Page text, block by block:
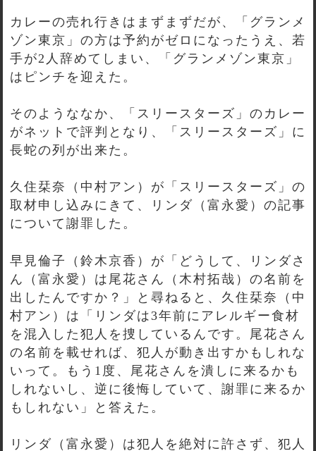
カレーの売れ行きはまずまずだが、「グランメ
ゾン東京」の方は予約がゼロになったうえ、若
手が2人辞めてしまい、「グランメゾン東京」
はピンチを迎えた。
そのようななか、「スリースターズ」のカレー
がネットで評判となり、「スリースターズ」に
長蛇の列が出来た。
久住栞奈（中村アン）が「スリースターズ」の
取材申し込みにきて、リンダ（富永愛）の記事
について謝罪した。
早見倫子（鈴木京香）が「どうして、リンダさ
ん（富永愛）は尾花さん（木村拓哉）の名前を
出したんですか？」と尋ねると、久住栞奈（中
村アン）は「リンダは3年前にアレルギー食材
を混入した犯人を捜しているんです。尾花さん
の名前を載せれば、犯人が動き出すかもしれな
いって。もう1度、尾花さんを潰しに来るかも
しれないし、逆に後悔していて、謝罪に来るか
もしれない」と答えた。
リンダ（富永愛）は犯人を絶対に許さず、犯人